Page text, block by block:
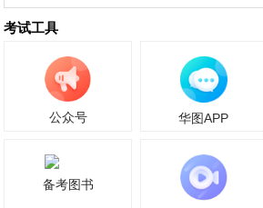
考试工具
公众号 华图APP
备考图书